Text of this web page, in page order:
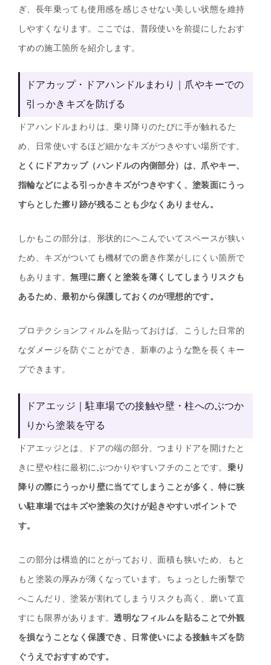
ぎ、長年乗っても使用感を感じさせない美しい状態を維持
しやすくなります。ここでは、普段使いを前提にしたおす
すめの施工箇所を紹介します。
ドアカップ・ドアハンドルまわり｜爪やキーでの
引っかきキズを防げる
ドアハンドルまわりは、乗り降りのたびに手が触れるた
め、日常使いするほど細かなキズがつきやすい場所です。
とくにドアカップ（ハンドルの内側部分）は、爪やキー、
指輪などによる引っかきキズがつきやすく、塗装面にうっ
すらとした擦り跡が残ることも少なくありません。
しかもこの部分は、形状的にへこんでいてスペースが狭い
ため、キズがついても機材での磨き作業がしにくい箇所で
もあります。無理に磨くと塗装を薄くしてしまうリスクも
あるため、最初から保護しておくのが理想的です。
プロテクションフィルムを貼っておけば、こうした日常的
なダメージを防ぐことができ、新車のような艶を長くキー
プできます。
ドアエッジ｜駐車場での接触や壁・柱へのぶつか
りから塗装を守る
ドアエッジとは、ドアの端の部分、つまりドアを開けたと
きに壁や柱に最初にぶつかりやすいフチのことです。 乗り
降りの際にうっかり壁に当ててしまうことが多く、特に狭
い駐車場ではキズや塗装の欠けが起きやすいポイントで
す。
この部分は構造的にとがっており、面積も狭いため、もと
もと塗装の厚みが薄くなっています。ちょっとした衝撃で
へこんだり、塗装が割れてしまうリスクも高く、磨いて直
すにも限界があります。透明なフィルムを貼ることで外観
を損なうことなく保護でき、日常使いによる接触キズを防
ぐうえでおすすめです。